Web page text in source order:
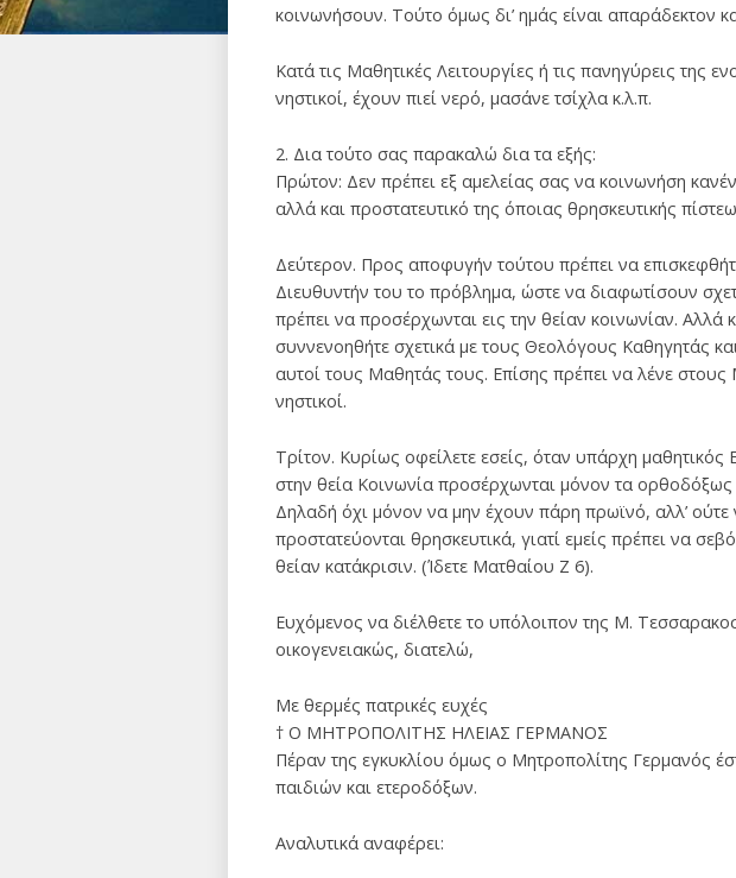
κοινωνήσουν. Τούτο όμως δι’ ημάς είναι απαράδεκτον
Κατά τις Μαθητικές Λειτουργίες ή τις πανηγύρεις της
νηστικοί, έχουν πιεί νερό, μασάνε τσίχλα κ.λ.π.
2. Δια τούτο σας παρακαλώ δια τα εξής:
Πρώτον: Δεν πρέπει εξ αμελείας σας να κοινωνήση
αλλά και προστατευτικό της όποιας θρησκευτικής
Δεύτερον. Προς αποφυγήν τούτου πρέπει να
Διευθυντήν του το πρόβλημα, ώστε να διαφωτίσουν
πρέπει να προσέρχωνται εις την θείαν κοινωνίαν. Αλλά
συννενοηθήτε σχετικά με τους Θεολόγους Καθηγητάς
αυτοί τους Μαθητάς τους. Επίσης πρέπει να λένε
νηστικοί.
Τρίτον. Κυρίως οφείλετε εσείς, όταν υπάρχη
στην θεία Κοινωνία προσέρχωνται μόνον τα ορθοδόξως
Δηλαδή όχι μόνον να μην έχουν πάρη πρωϊνό, αλλ’ ούτε
προστατεύονται θρησκευτικά, γιατί εμείς πρέπει να
θείαν κατάκρισιν. (Ίδετε Ματθαίου Ζ 6).
Ευχόμενος να διέλθετε το υπόλοιπον της Μ.
οικογενειακώς, διατελώ,
Με θερμές πατρικές ευχές
† Ο ΜΗΤΡΟΠΟΛΙΤΗΣ ΗΛΕΙΑΣ ΓΕΡΜΑΝΟΣ
Πέραν της εγκυκλίου όμως ο Μητροπολίτης Γερμανός
παιδιών και ετεροδόξων.
Αναλυτικά αναφέρει: